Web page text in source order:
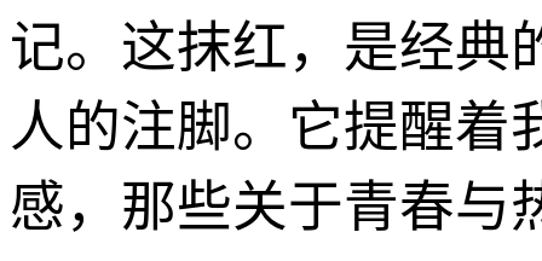
记。这抹红，是经典
人的注脚。它提醒着
感，那些关于青春与